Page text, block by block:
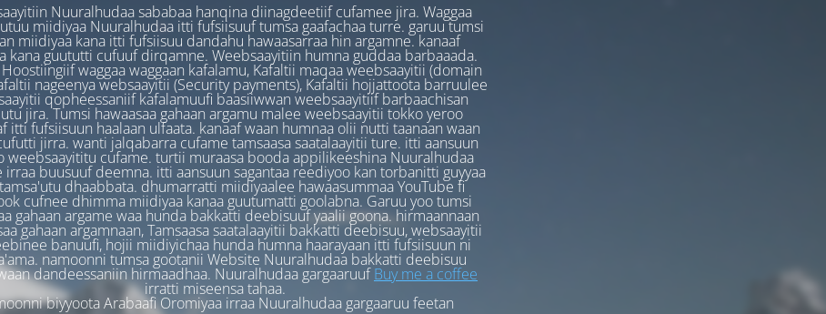
Nuuralhudaa sababaa hanqina diinagdeetiif cufamee jira. Waggaa
miidiyaa Nuuralhudaa itti fufsiisuuf tumsa gaafachaa turre. garuu tumsi
miidiyaa kana itti fufsiisuu dandahu hawaasarraa hin argamne. kanaaf
kana guututti cufuuf dirqamne. Weebsaayitiin humna guddaa barbaaada.
waggaa waggaan kafalamu, Kafaltii maqaa weebsaayitii (domain
nageenya websaayitii (Security payments), Kafaltii hojjattoota barruulee
qopheessaniif kafalamuufi baasiiwwan weebsaayitiif barbaachisan
jira. Tumsi hawaasaa gahaan argamu malee weebsaayitii tokko yeroo
itti fufsiisuun haalaan ulfaata. kanaaf waan humnaa olii nutti taanaan waan
jirra. wanti jalqabarra cufame tamsaasa saatalaayitii ture. itti aansuun
weebsaayititu cufame. turtii muraasa booda appilikeeshina Nuuralhudaa
irraa buusuuf deemna. itti aansuun sagantaa reediyoo kan torbanitti guyyaa
dhaabbata. dhumarratti miidiyaalee hawaasummaa YouTube fi
cufnee dhimma miidiyaa kanaa guutumatti goolabna. Garuu yoo tumsi
gahaan argame waa hunda bakkatti deebisuuf yaalii goona. hirmaannaan
gahaan argamnaan, Tamsaasa saatalaayitii bakkatti deebisuu, websaayitii
banuufi, hojii miidiyichaa hunda humna haarayaan itti fufsiisuun ni
namoonni tumsa gootanii Website Nuuralhudaa bakkatti deebisuu
dandeessaniin hirmaadhaa. Nuuralhudaa gargaaruufBuy me a coffee
irratti miseensa tahaa.
biyyoota Arabaafi Oromiyaa irraa Nuuralhudaa gargaaruu feetan